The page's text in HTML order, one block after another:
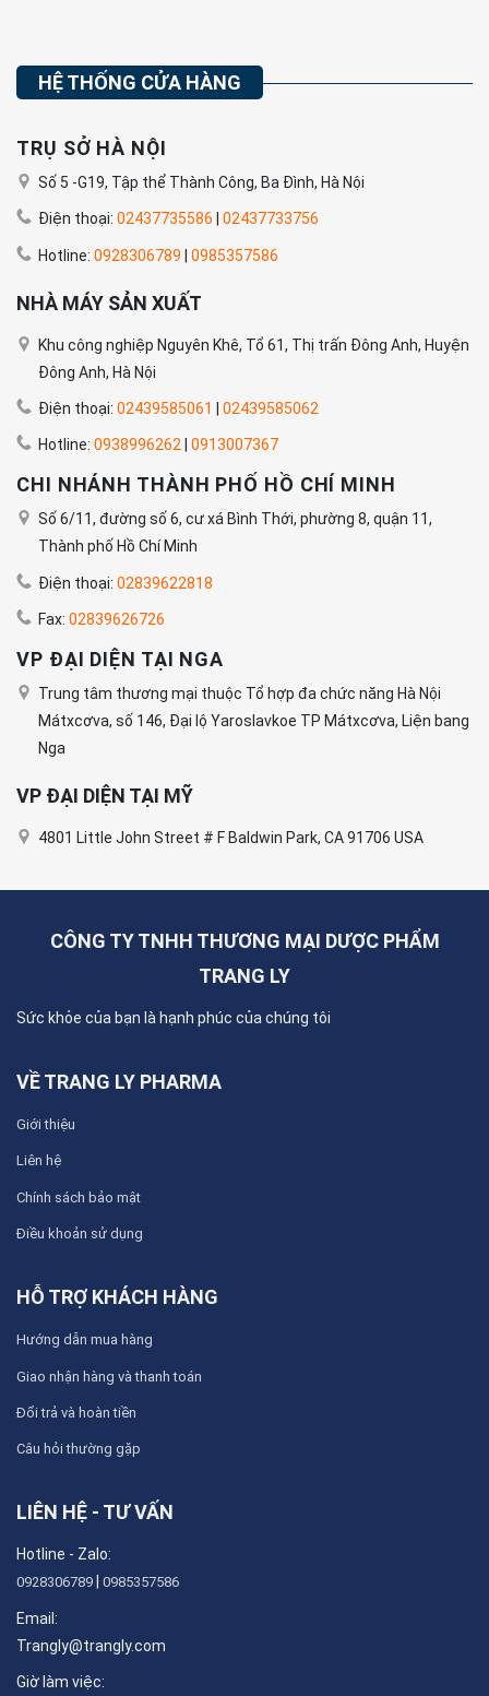
HỆ THỐNG CỬA HÀNG
TRỤ SỞ HÀ NỘI
Số 5 -G19, Tập thể Thành Công, Ba Đình, Hà Nội
Điện thoại: 02437735586 02437733756
Hotline: 0928306789 | 0985357586
NHÀ MÁY SẢN XUẤT
Khu công nghiệp Nguyên Khê, Tổ 61, Thị trấn Đông Anh, Huyện
Đông Anh, Hà Nội
Điện thoại: 02439585061 02439585062
Hotline: 0938996262 0913007367
CHI NHÁNH THÀNH PHỐ HỒ CHÍ MINH
Số 6/11, đường số 6, cư xá Bình Thới, phường 8, quận 11,
Thành phố Hồ Chí Minh
Điện thoại: 02839622818
Fax: 02839626726
VP ĐẠI DIỆN TẠI NGA
Trung tâm thương mại thuộc Tổ hợp đa chức năng Hà Nội
Mátxcơva, số 146, Đại lộ Yaroslavkoe TP Mátxcơva, Liện bang
Nga
VP ĐẠI DIỆN TẠI MỸ
4801 Little John Street # F Baldwin Park, CA 91706 USA
CÔNG TY TNHH THƯƠNG MẠI DƯỢC PHẨM
TRANG LY
Sức khỏe của bạn là hạnh phúc của chúng tôi
VỀ TRANG LY PHARMA
Giới thiệu
Liên hệ
Chính sách bảo mật
Điều khoản sử dụng
HỖ TRỢ KHÁCH HÀNG
Hướng dẫn mua hàng
Giao nhận hàng và thanh toán
Đổi trả và hoàn tiền
Câu hỏi thường gặp
LIÊN HỆ - TƯ VẤN
Hotline - Zalo:
0928306789 0985357586
Email:
Trangly@trangly.com
Giờ làm việc: